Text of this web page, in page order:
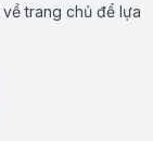
trang chủ để lựa